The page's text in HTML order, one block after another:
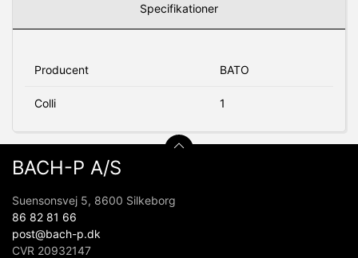
Specifikationer
Producent BATO
Colli 1
BACH-P A/S
Suensonsvej 5, 8600 Silkeborg
86 82 81 66
post@bach-p.dk
CVR 20932147